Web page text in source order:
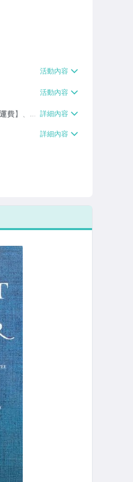
費】、7-
、滿5件
消費滿